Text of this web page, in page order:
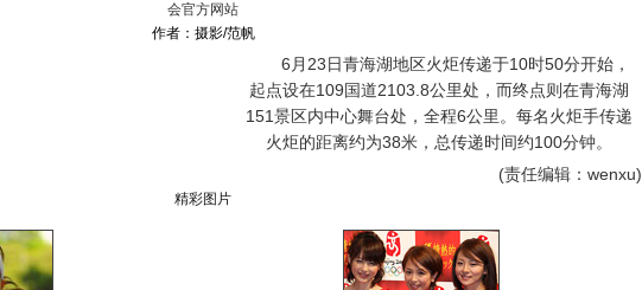
会官方网站
作者：摄影/范帆
6月23日青海湖地区火炬传递于10时50分开始，
起点设在109国道2103.8公里处，而终点则在青海湖
151景区内中心舞台处，全程6公里。每名火炬手传递
火炬的距离约为38米，总传递时间约100分钟。
(责任编辑：wenxu)
精彩图片